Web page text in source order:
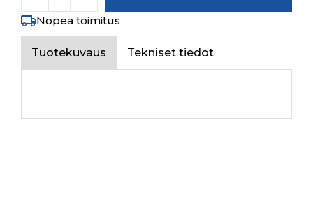
Nopea toimitus
Tuotekuvaus Tekniset tiedot